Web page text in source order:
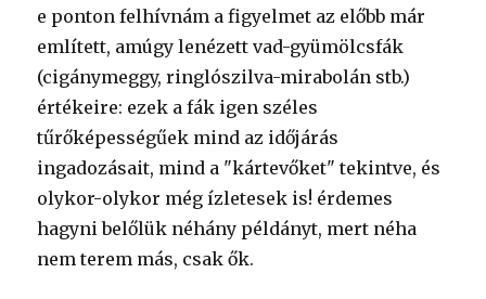
e ponton felhívnám a figyelmet az előbb már
említett, amúgy lenézett vad-gyümölcsfák
(cigánymeggy, ringlószilva-mirabolán stb.)
értékeire: ezek a fák igen széles
tűrőképességűek mind az időjárás
ingadozásait, mind a "kártevőket" tekintve, és
olykor-olykor még ízletesek is! érdemes
hagyni belőlük néhány példányt, mert néha
nem terem más, csak ők.